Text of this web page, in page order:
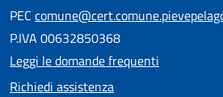
PEC
P.IVA 00632850368
Leggi le domande frequenti
Richiedi assistenza